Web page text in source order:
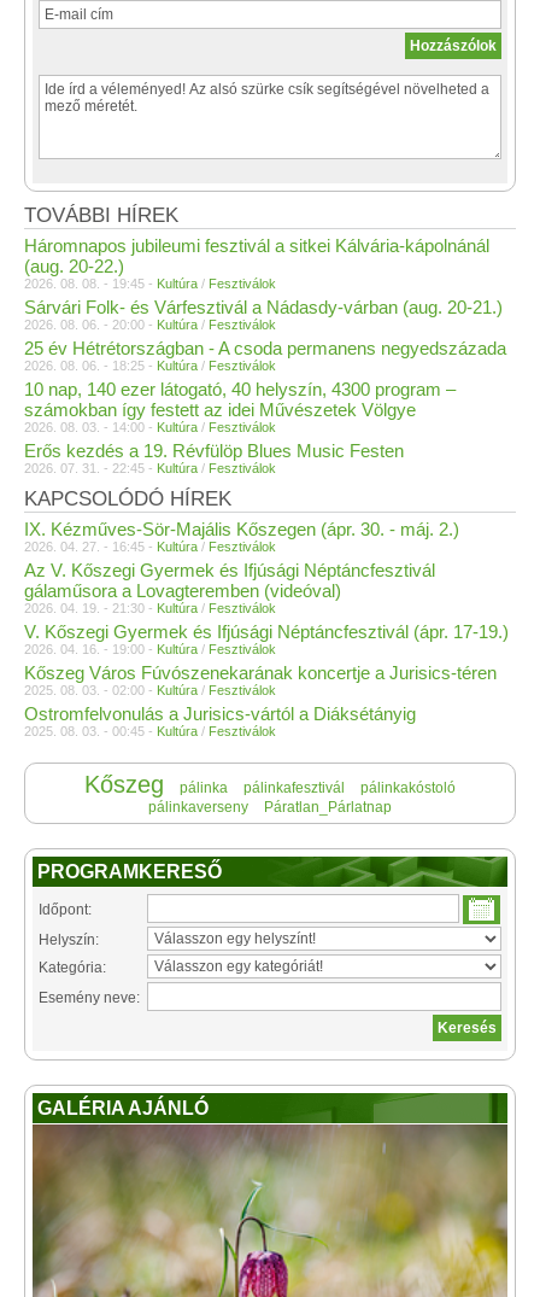
TOVÁBBI HÍREK
Háromnapos jubileumi fesztivál a sitkei Kálvária-kápolnánál
(aug. 20-22.)
2026. 08. 08. - 19:45 - Kultúra / Fesztiválok
Sárvári Folk- és Várfesztivál a Nádasdy-várban (aug. 20-21.)
2026. 08. 06. - 20:00 - Kultúra / Fesztiválok
25 év Hétrétországban - A csoda permanens negyedszázada
2026. 08. 06. - 18:25 - Kultúra / Fesztiválok
10 nap, 140 ezer látogató, 40 helyszín, 4300 program –
számokban így festett az idei Művészetek Völgye
2026. 08. 03. - 14:00 - Kultúra / Fesztiválok
Erős kezdés a 19. Révfülöp Blues Music Festen
2026. 07. 31. - 22:45 - Kultúra / Fesztiválok
KAPCSOLÓDÓ HÍREK
IX. Kézműves-Sör-Majális Kőszegen (ápr. 30. - máj. 2.)
2026. 04. 27. - 16:45 - Kultúra / Fesztiválok
Az V. Kőszegi Gyermek és Ifjúsági Néptáncfesztivál
gálaműsora a Lovagteremben (videóval)
2026. 04. 19. - 21:30 - Kultúra / Fesztiválok
V. Kőszegi Gyermek és Ifjúsági Néptáncfesztivál (ápr. 17-19.)
2026. 04. 16. - 19:00 - Kultúra / Fesztiválok
Kőszeg Város Fúvószenekarának koncertje a Jurisics-téren
2025. 08. 03. - 02:00 - Kultúra / Fesztiválok
Ostromfelvonulás a Jurisics-vártól a Diáksétányig
2025. 08. 03. - 00:45 - Kultúra / Fesztiválok
Kőszeg pálinka pálinkafesztivál
pálinkakóstoló
pálinkaverseny
Páratlan_Párlatnap
PROGRAMKERESŐ
Időpont:
Helyszín:
Kategória:
Esemény neve:
GALÉRIA AJÁNLÓ